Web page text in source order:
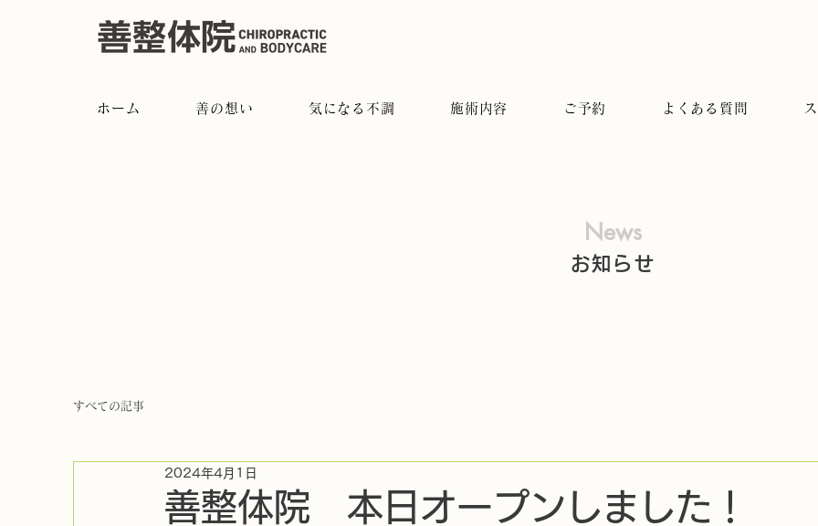
ホーム 善の想い 気になる不調 施術内容 ご予約 よくある質問
News
お知らせ
すべての記事
善整体院 本日オープンしました！
2024年4月1日